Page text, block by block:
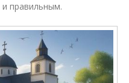
правильным.